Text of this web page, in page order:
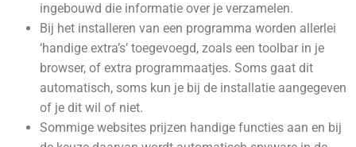
ingebouwd die informatie over je verzamelen.
Bij het installeren van een programma worden allerlei
‘handige extra’s’ toegevoegd, zoals een toolbar in je
browser, of extra programmaatjes. Soms gaat dit
automatisch, soms kun je bij de installatie aangegeven
of je dit wil of niet.
Sommige websites prijzen handige functies aan en bij